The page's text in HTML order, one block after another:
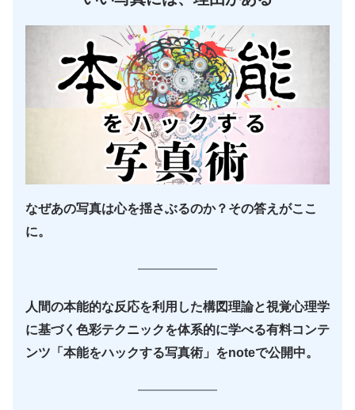
なぜあの写真は心を揺さぶるのか？その答えがここ
に。
人間の本能的な反応を利用した構図理論と視覚心理学
に基づく色彩テクニックを体系的に学べる有料コンテ
ンツ「本能をハックする写真術」をnoteで公開中。